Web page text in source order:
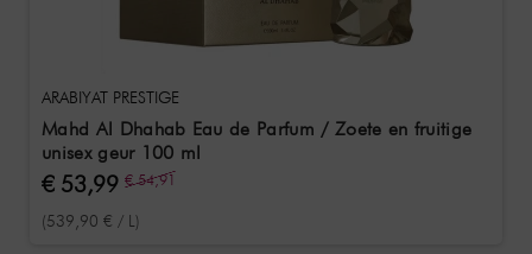
ARABIYAT PRESTIGE
Mahd Al Dhahab Eau de Parfum / Zoete en fruitige
unisex geur 100 ml
€ 53,99 € 54,91
(539,90 € / L)